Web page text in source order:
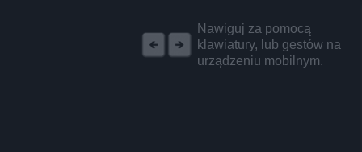
Nawiguj za pomocą
klawiatury, lub gestów na
urządzeniu mobilnym.